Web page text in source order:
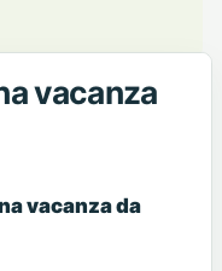
vacanza
vacanza da